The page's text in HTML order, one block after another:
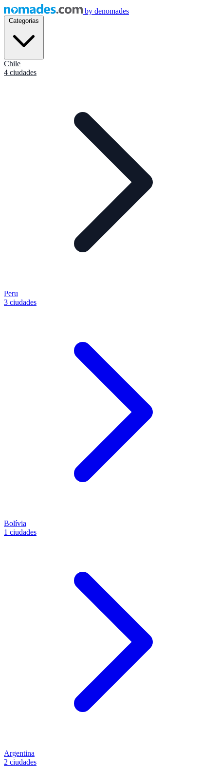
by denomades
Chile
4 ciudades
Peru
3 ciudades
Bolívia
1 ciudades
Argentina
2 ciudades